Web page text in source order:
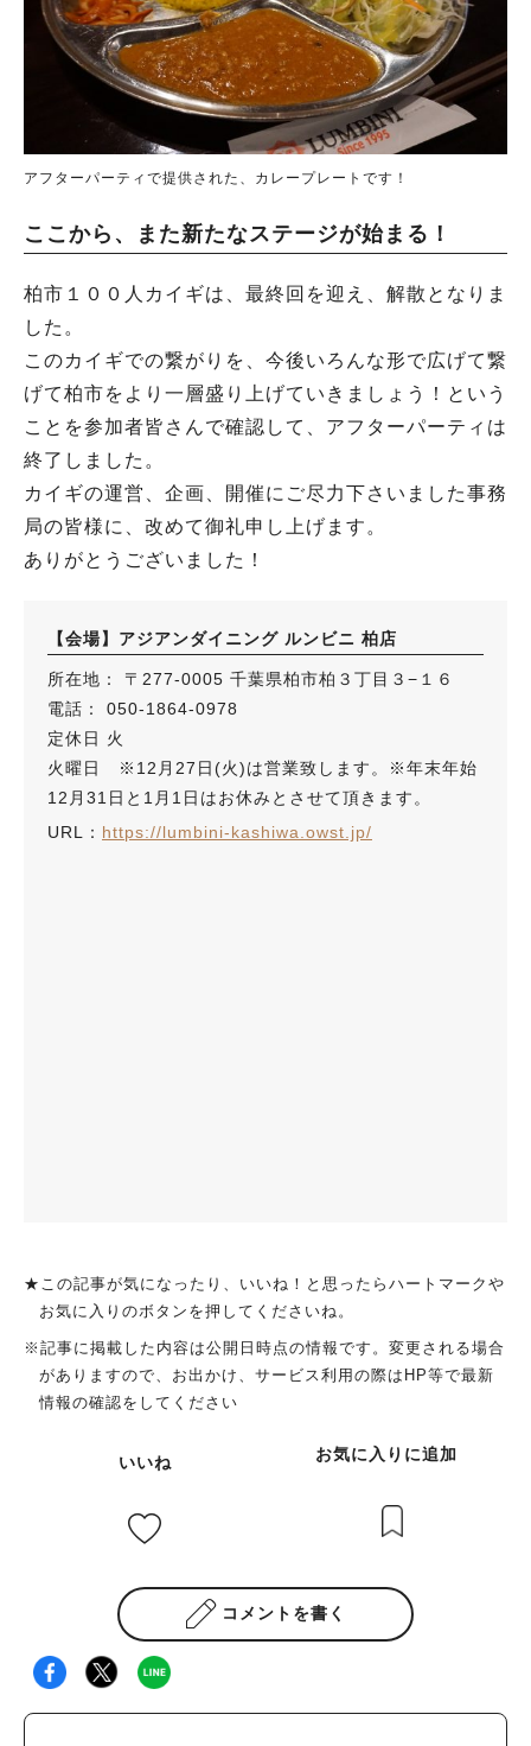
アフターパーティで提供された、カレープレートです！
ここから、また新たなステージが始まる！
柏市１００人カイギは、最終回を迎え、解散となりま
した。
このカイギでの繋がりを、今後いろんな形で広げて繋
げて柏市をより一層盛り上げていきましょう！という
ことを参加者皆さんで確認して、アフターパーティは
終了しました。
カイギの運営、企画、開催にご尽力下さいました事務
局の皆様に、改めて御礼申し上げます。
ありがとうございました！
【会場】アジアンダイニング ルンビニ 柏店
所在地： 〒277-0005 千葉県柏市柏３丁目３−１６
電話： 050-1864-0978
定休日 火
火曜日 ※12月27日(火)は営業致します。※年末年始
12月31日と1月1日はお休みとさせて頂きます。
URL： https://lumbini-kashiwa.owst.jp/
★この記事が気になったり、いいね！と思ったらハートマークや
お気に入りのボタンを押してくださいね。
※記事に掲載した内容は公開日時点の情報です。変更される場合
がありますので、お出かけ、サービス利用の際はHP等で最新
情報の確認をしてください
いいね お気に入りに追加
コメントを書く